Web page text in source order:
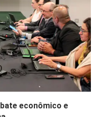
econômico e